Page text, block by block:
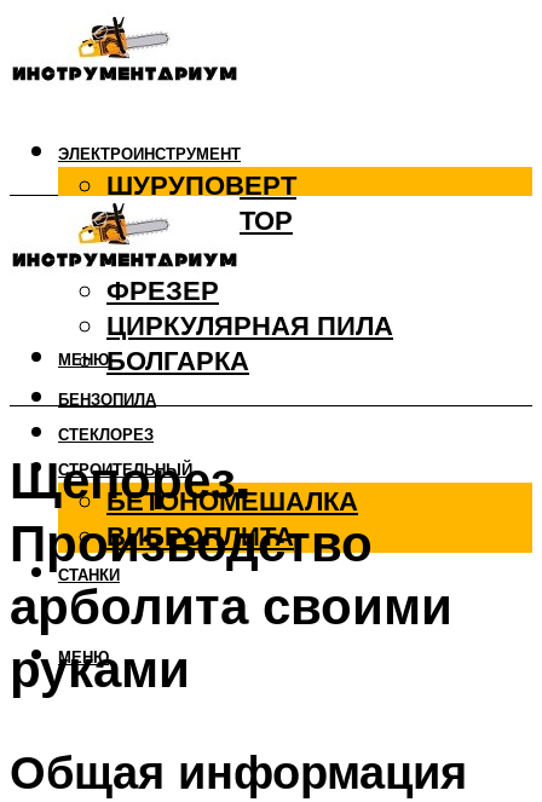
ЭЛЕКТРОИНСТРУМЕНТ
ШУРУПОВЕРТ
ПЕРФОРАТОР
ДРЕЛЬ
ФРЕЗЕР
ЦИРКУЛЯРНАЯ ПИЛА
БОЛГАРКА
БЕНЗОПИЛА
СТЕКЛОРЕЗ
СТРОИТЕЛЬНЫЙ
БЕТОНОМЕШАЛКА
ВИБРОПЛИТА
СТАНКИ
МЕНЮ
МЕНЮ
Щепорез.
Производство
арболита своими
руками
Общая информация